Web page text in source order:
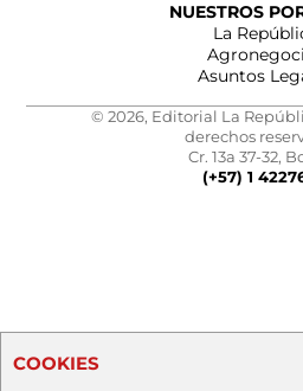
NUESTROS
La
Asuntos
© 2026, Editorial La
derechos
Cr. 13a 37-32,
(+57) 1
COOKIES